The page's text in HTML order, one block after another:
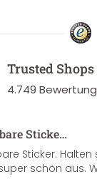
Trusted Shops
4.749
Sticke…
Sticker. Halten
schön aus.